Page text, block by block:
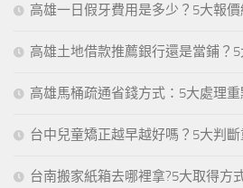
高雄一日假牙費用是多少？5大報
高雄土地借款推薦銀行還是當鋪？
高雄馬桶疏通省錢方式：5大處理
台中兒童矯正越早越好嗎？5大判
台南搬家紙箱去哪裡拿?5大取得方